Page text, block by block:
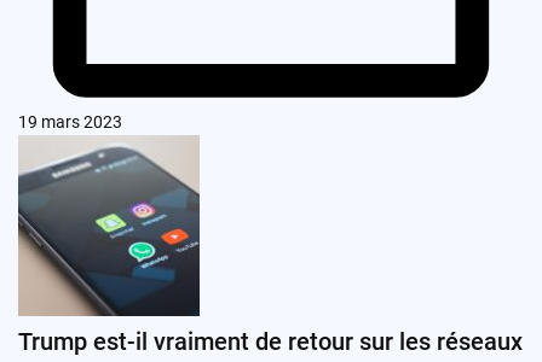
19 mars 2023
Trump est-il vraiment de retour sur les réseaux